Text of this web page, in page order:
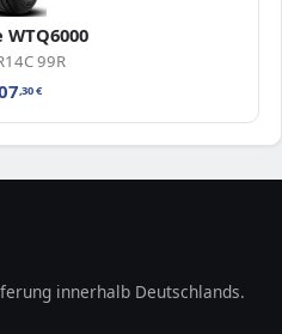
99R
,30€
innerhalb Deutschlands.